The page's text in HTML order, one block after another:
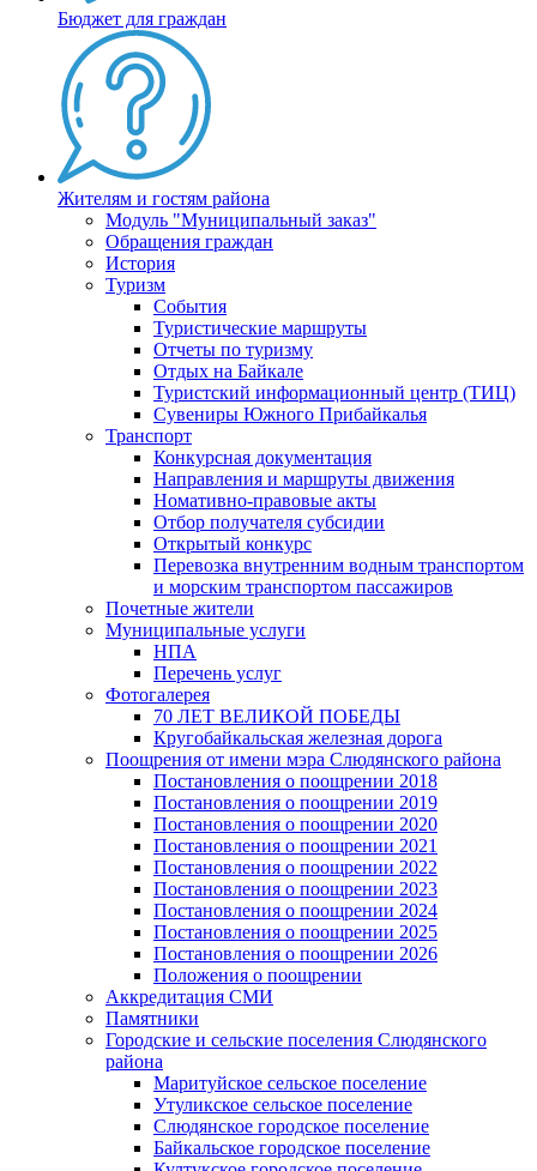
Бюджет для граждан
Жителям и гостям района
Модуль "Муниципальный заказ"
Обращения граждан
История
Туризм
События
Туристические маршруты
Отчеты по туризму
Отдых на Байкале
Туристский информационный центр (ТИЦ)
Сувениры Южного Прибайкалья
Транспорт
Конкурсная документация
Направления и маршруты движения
Номативно-правовые акты
Отбор получателя субсидии
Открытый конкурс
Перевозка внутренним водным транспортом
и морским транспортом пассажиров
Почетные жители
Муниципальные услуги
НПА
Перечень услуг
Фотогалерея
70 ЛЕТ ВЕЛИКОЙ ПОБЕДЫ
Кругобайкальская железная дорога
Поощрения от имени мэра Слюдянского района
Постановления о поощрении 2018
Постановления о поощрении 2019
Постановления о поощрении 2020
Постановления о поощрении 2021
Постановления о поощрении 2022
Постановления о поощрении 2023
Постановления о поощрении 2024
Постановления о поощрении 2025
Постановления о поощрении 2026
Положения о поощрении
Аккредитация СМИ
Памятники
Городские и сельские поселения Слюдянского
района
Маритуйское сельское поселение
Утуликское сельское поселение
Слюдянское городское поселение
Байкальское городское поселение